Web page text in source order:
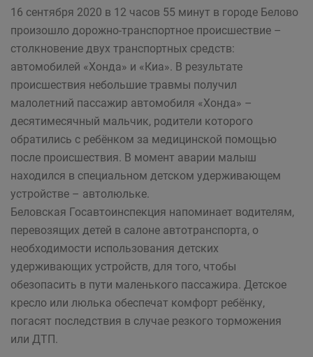
16 сентября 2020 в 12 часов 55 минут в городе Белово
произошло дорожно-транспортное происшествие –
столкновение двух транспортных средств:
автомобилей «Хонда» и «Киа». В результате
происшествия небольшие травмы получил
малолетний пассажир автомобиля «Хонда» –
десятимесячный мальчик, родители которого
обратились с ребёнком за медицинской помощью
после происшествия. В момент аварии малыш
находился в специальном детском удерживающем
устройстве – автолюльке.
Беловская Госавтоинспекция напоминает водителям,
перевозящих детей в салоне автотранспорта, о
необходимости использования детских
удерживающих устройств, для того, чтобы
обезопасить в пути маленького пассажира. Детское
кресло или люлька обеспечат комфорт ребёнку,
погасят последствия в случае резкого торможения
или ДТП.